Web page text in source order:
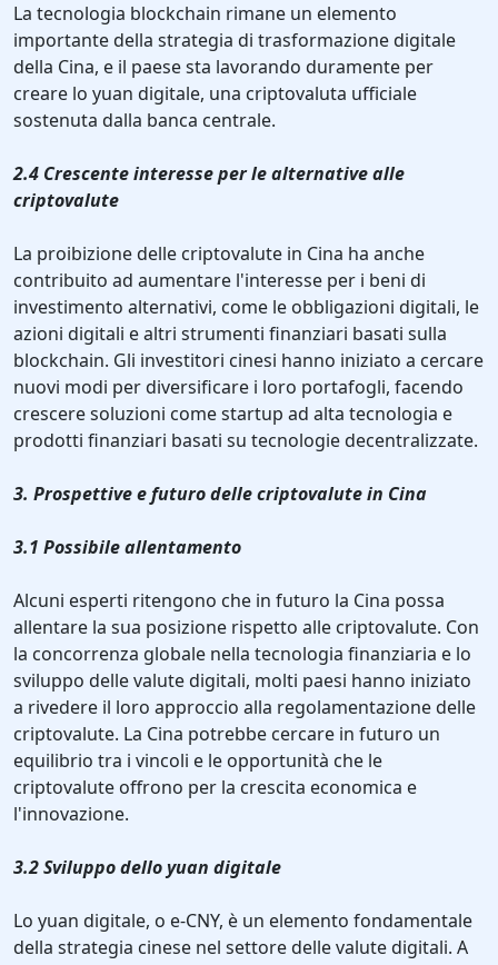
La tecnologia blockchain rimane un elemento
importante della strategia di trasformazione digitale
della Cina, e il paese sta lavorando duramente per
creare lo yuan digitale, una criptovaluta ufficiale
sostenuta dalla banca centrale.
2.4 Crescente interesse per le alternative alle
criptovalute
La proibizione delle criptovalute in Cina ha anche
contribuito ad aumentare l'interesse per i beni di
investimento alternativi, come le obbligazioni digitali, le
azioni digitali e altri strumenti finanziari basati sulla
blockchain. Gli investitori cinesi hanno iniziato a cercare
nuovi modi per diversificare i loro portafogli, facendo
crescere soluzioni come startup ad alta tecnologia e
prodotti finanziari basati su tecnologie decentralizzate.
3. Prospettive e futuro delle criptovalute in Cina
3.1 Possibile allentamento
Alcuni esperti ritengono che in futuro la Cina possa
allentare la sua posizione rispetto alle criptovalute. Con
la concorrenza globale nella tecnologia finanziaria e lo
sviluppo delle valute digitali, molti paesi hanno iniziato
a rivedere il loro approccio alla regolamentazione delle
criptovalute. La Cina potrebbe cercare in futuro un
equilibrio tra i vincoli e le opportunità che le
criptovalute offrono per la crescita economica e
l'innovazione.
3.2 Sviluppo dello yuan digitale
Lo yuan digitale, o e-CNY, è un elemento fondamentale
della strategia cinese nel settore delle valute digitali. A